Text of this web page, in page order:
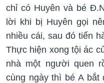
chỉ có Huyên và bé
lời khi bị Huyên gọi
nhiều cái, sau đó tiến
Thực hiện xong tội ác
nhà một người quen
cùng ngày thì bé A